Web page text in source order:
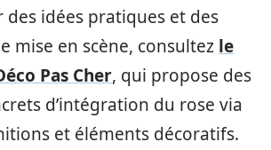
des idées pratiques et des
mise en scène, consultez le
Pas Cher, qui propose des
d’intégration du rose via
et éléments décoratifs.